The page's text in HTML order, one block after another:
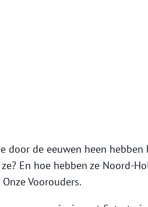
door de eeuwen heen hebben
En hoe hebben ze Noord-
Voorouders.